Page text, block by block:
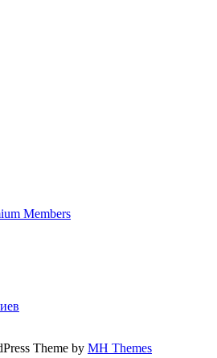
Members
Theme by MH Themes